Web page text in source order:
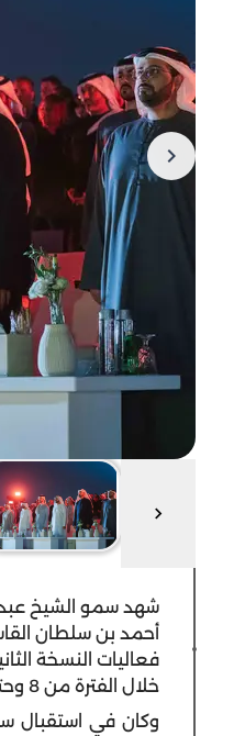
شهد سمو الشيخ
أحمد بن سلطان
فعاليات النسخة
خلال الفترة من 8 وحتى 19 فبراير الجاري، في 13 موقعاً من معالم ومدن ومناطق إمارة الشارقة.
وكان في استقبال